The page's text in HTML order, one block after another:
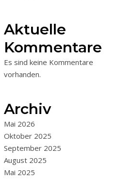
Aktuelle
Kommentare
Es sind keine Kommentare
vorhanden.
Archiv
Mai 2026
Oktober 2025
September 2025
August 2025
Mai 2025